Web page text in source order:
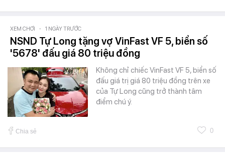
XEM CHƠI - 1 NGÀY TRƯỚC
NSND Tự Long tặng vợ VinFast VF 5, biển số
'5678' đấu giá 80 triệu đồng
Không chỉ chiếc VinFast VF 5, biển số
đấu giá trị giá 80 triệu đồng trên xe
của Tự Long cũng trở thành tâm
điểm chú ý.
Chia sẻ 0